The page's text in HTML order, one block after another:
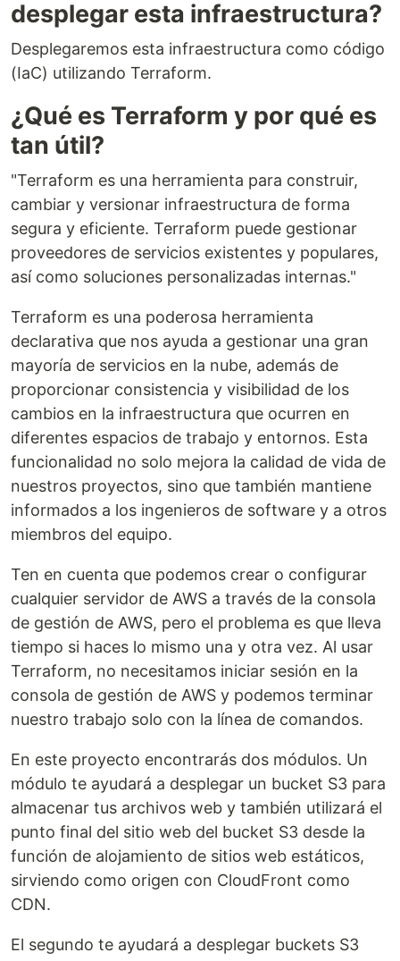
desplegar esta infraestructura?
Desplegaremos esta infraestructura como código
(IaC) utilizando Terraform.
¿Qué es Terraform y por qué es
tan útil?
"Terraform es una herramienta para construir,
cambiar y versionar infraestructura de forma
segura y eficiente. Terraform puede gestionar
proveedores de servicios existentes y populares,
así como soluciones personalizadas internas."
Terraform es una poderosa herramienta
declarativa que nos ayuda a gestionar una gran
mayoría de servicios en la nube, además de
proporcionar consistencia y visibilidad de los
cambios en la infraestructura que ocurren en
diferentes espacios de trabajo y entornos. Esta
funcionalidad no solo mejora la calidad de vida de
nuestros proyectos, sino que también mantiene
informados a los ingenieros de software y a otros
miembros del equipo.
Ten en cuenta que podemos crear o configurar
cualquier servidor de AWS a través de la consola
de gestión de AWS, pero el problema es que lleva
tiempo si haces lo mismo una y otra vez. Al usar
Terraform, no necesitamos iniciar sesión en la
consola de gestión de AWS y podemos terminar
nuestro trabajo solo con la línea de comandos.
En este proyecto encontrarás dos módulos. Un
módulo te ayudará a desplegar un bucket S3 para
almacenar tus archivos web y también utilizará el
punto final del sitio web del bucket S3 desde la
función de alojamiento de sitios web estáticos,
sirviendo como origen con CloudFront como
CDN.
El segundo te ayudará a desplegar buckets S3